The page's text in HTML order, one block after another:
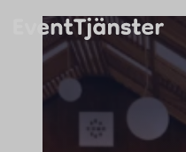
Tjänster